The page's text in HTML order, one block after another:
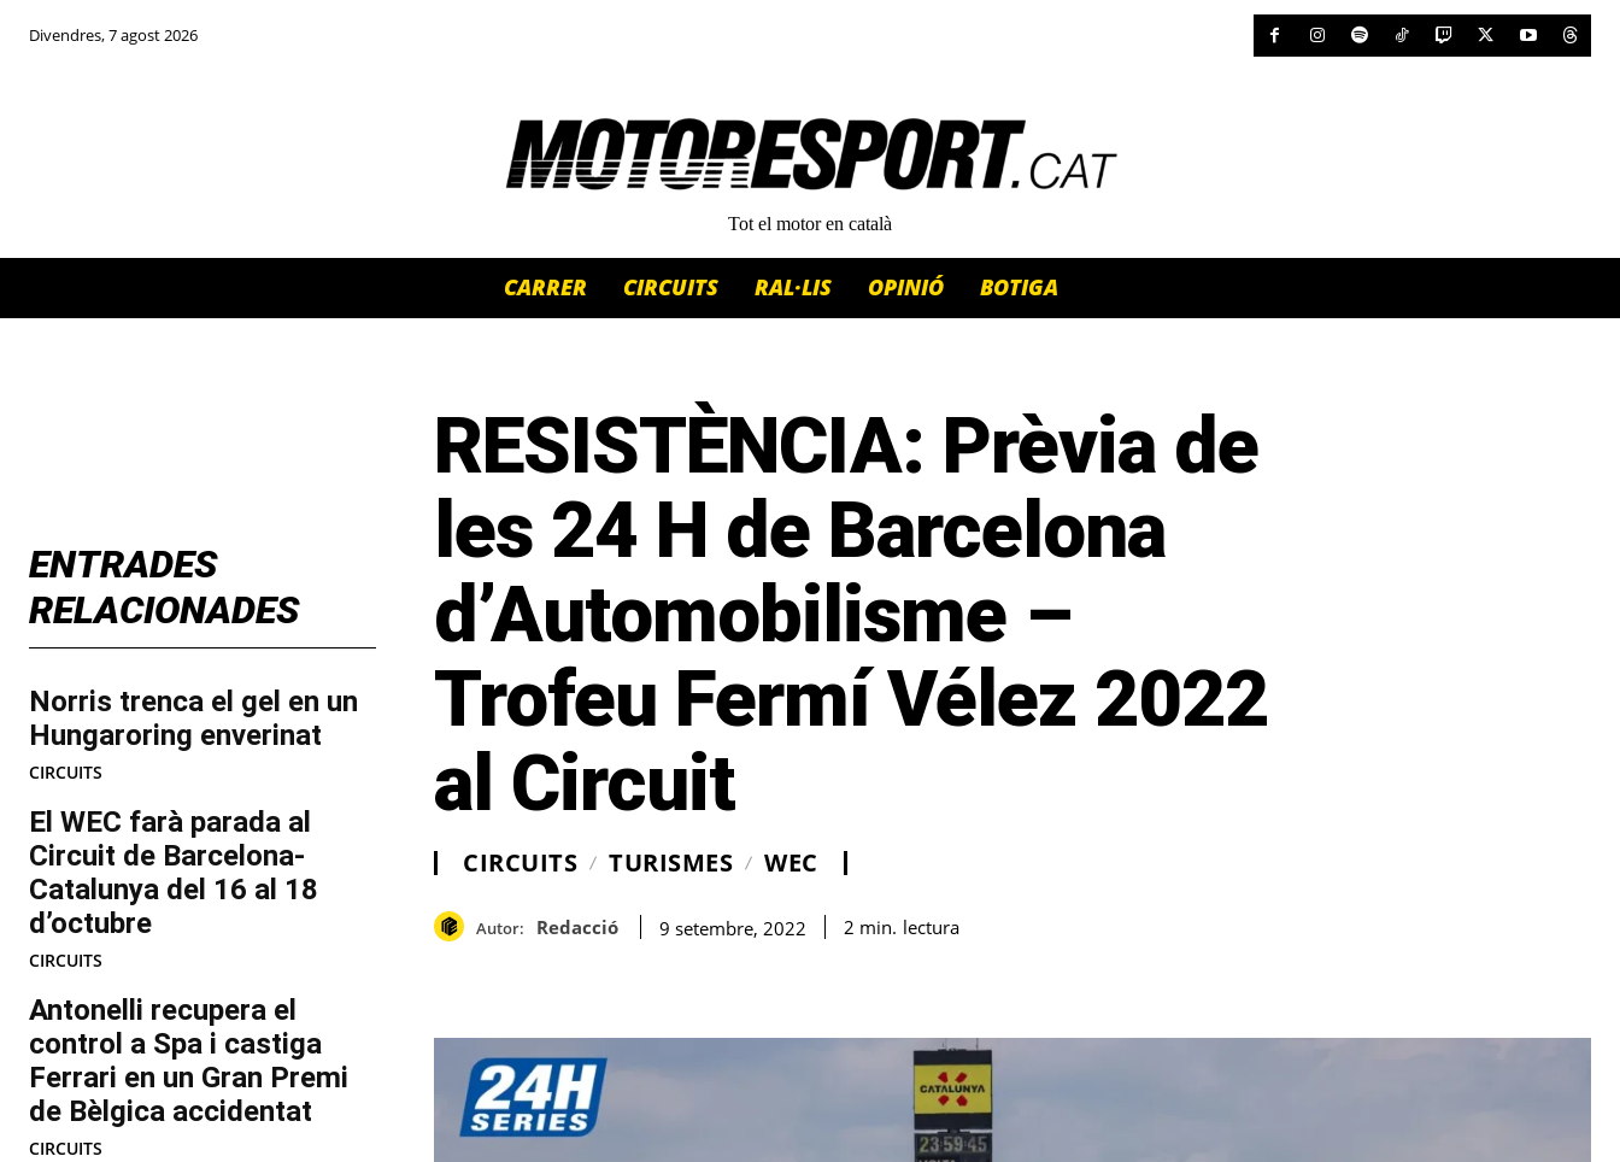
Divendres, 7 agost 2026
Tot el motor en català
CARRER CIRCUITS RAL·LIS OPINIÓ BOTIGA
ENTRADES
RELACIONADES
Norris trenca el gel en un
Hungaroring enverinat
CIRCUITS
El WEC farà parada al
Circuit de Barcelona-
Catalunya del 16 al 18
d’octubre
CIRCUITS
Antonelli recupera el
control a Spa i castiga
Ferrari en un Gran Premi
de Bèlgica accidentat
CIRCUITS
RESISTÈNCIA: Prèvia de
les 24 H de Barcelona
d’Automobilisme –
Trofeu Fermí Vélez 2022
al Circuit
CIRCUITS TURISMES WEC
Autor: Redacció 9 setembre, 2022 2 min. lectura